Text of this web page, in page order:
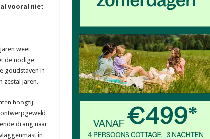
vooral niet
weet
de nodige
goudstaven in
zestal jaren.
hoogtij
ontwerpgeweld
drang naar
in